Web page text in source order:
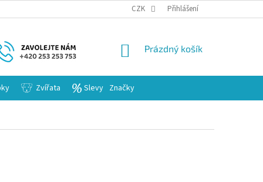
CZK Přihlášení
NÁKUPNÍ
Prázdný košík
Zvířata Slevy Značky